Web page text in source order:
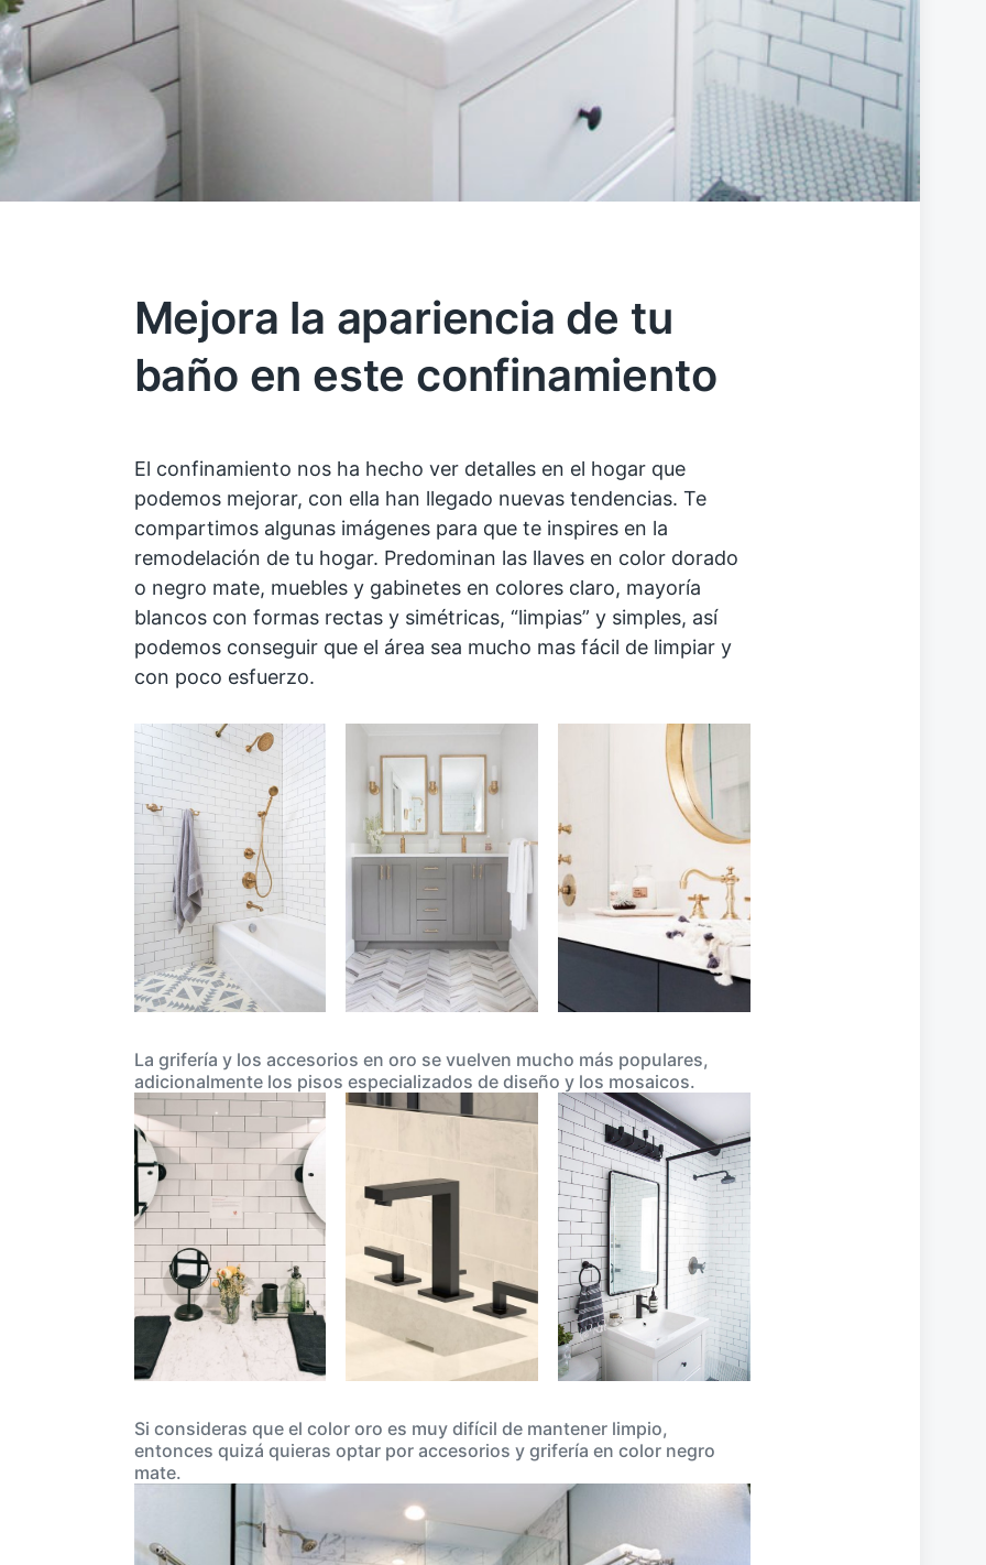
Mejora la apariencia de tu
baño en este confinamiento
El confinamiento nos ha hecho ver detalles en el hogar que
podemos mejorar, con ella han llegado nuevas tendencias. Te
compartimos algunas imágenes para que te inspires en la
remodelación de tu hogar. Predominan las llaves en color dorado
o negro mate, muebles y gabinetes en colores claro, mayoría
blancos con formas rectas y simétricas, “limpias” y simples, así
podemos conseguir que el área sea mucho mas fácil de limpiar y
con poco esfuerzo.
La grifería y los accesorios en oro se vuelven mucho más populares,
adicionalmente los pisos especializados de diseño y los mosaicos.
Si consideras que el color oro es muy difícil de mantener limpio,
entonces quizá quieras optar por accesorios y grifería en color negro
mate.